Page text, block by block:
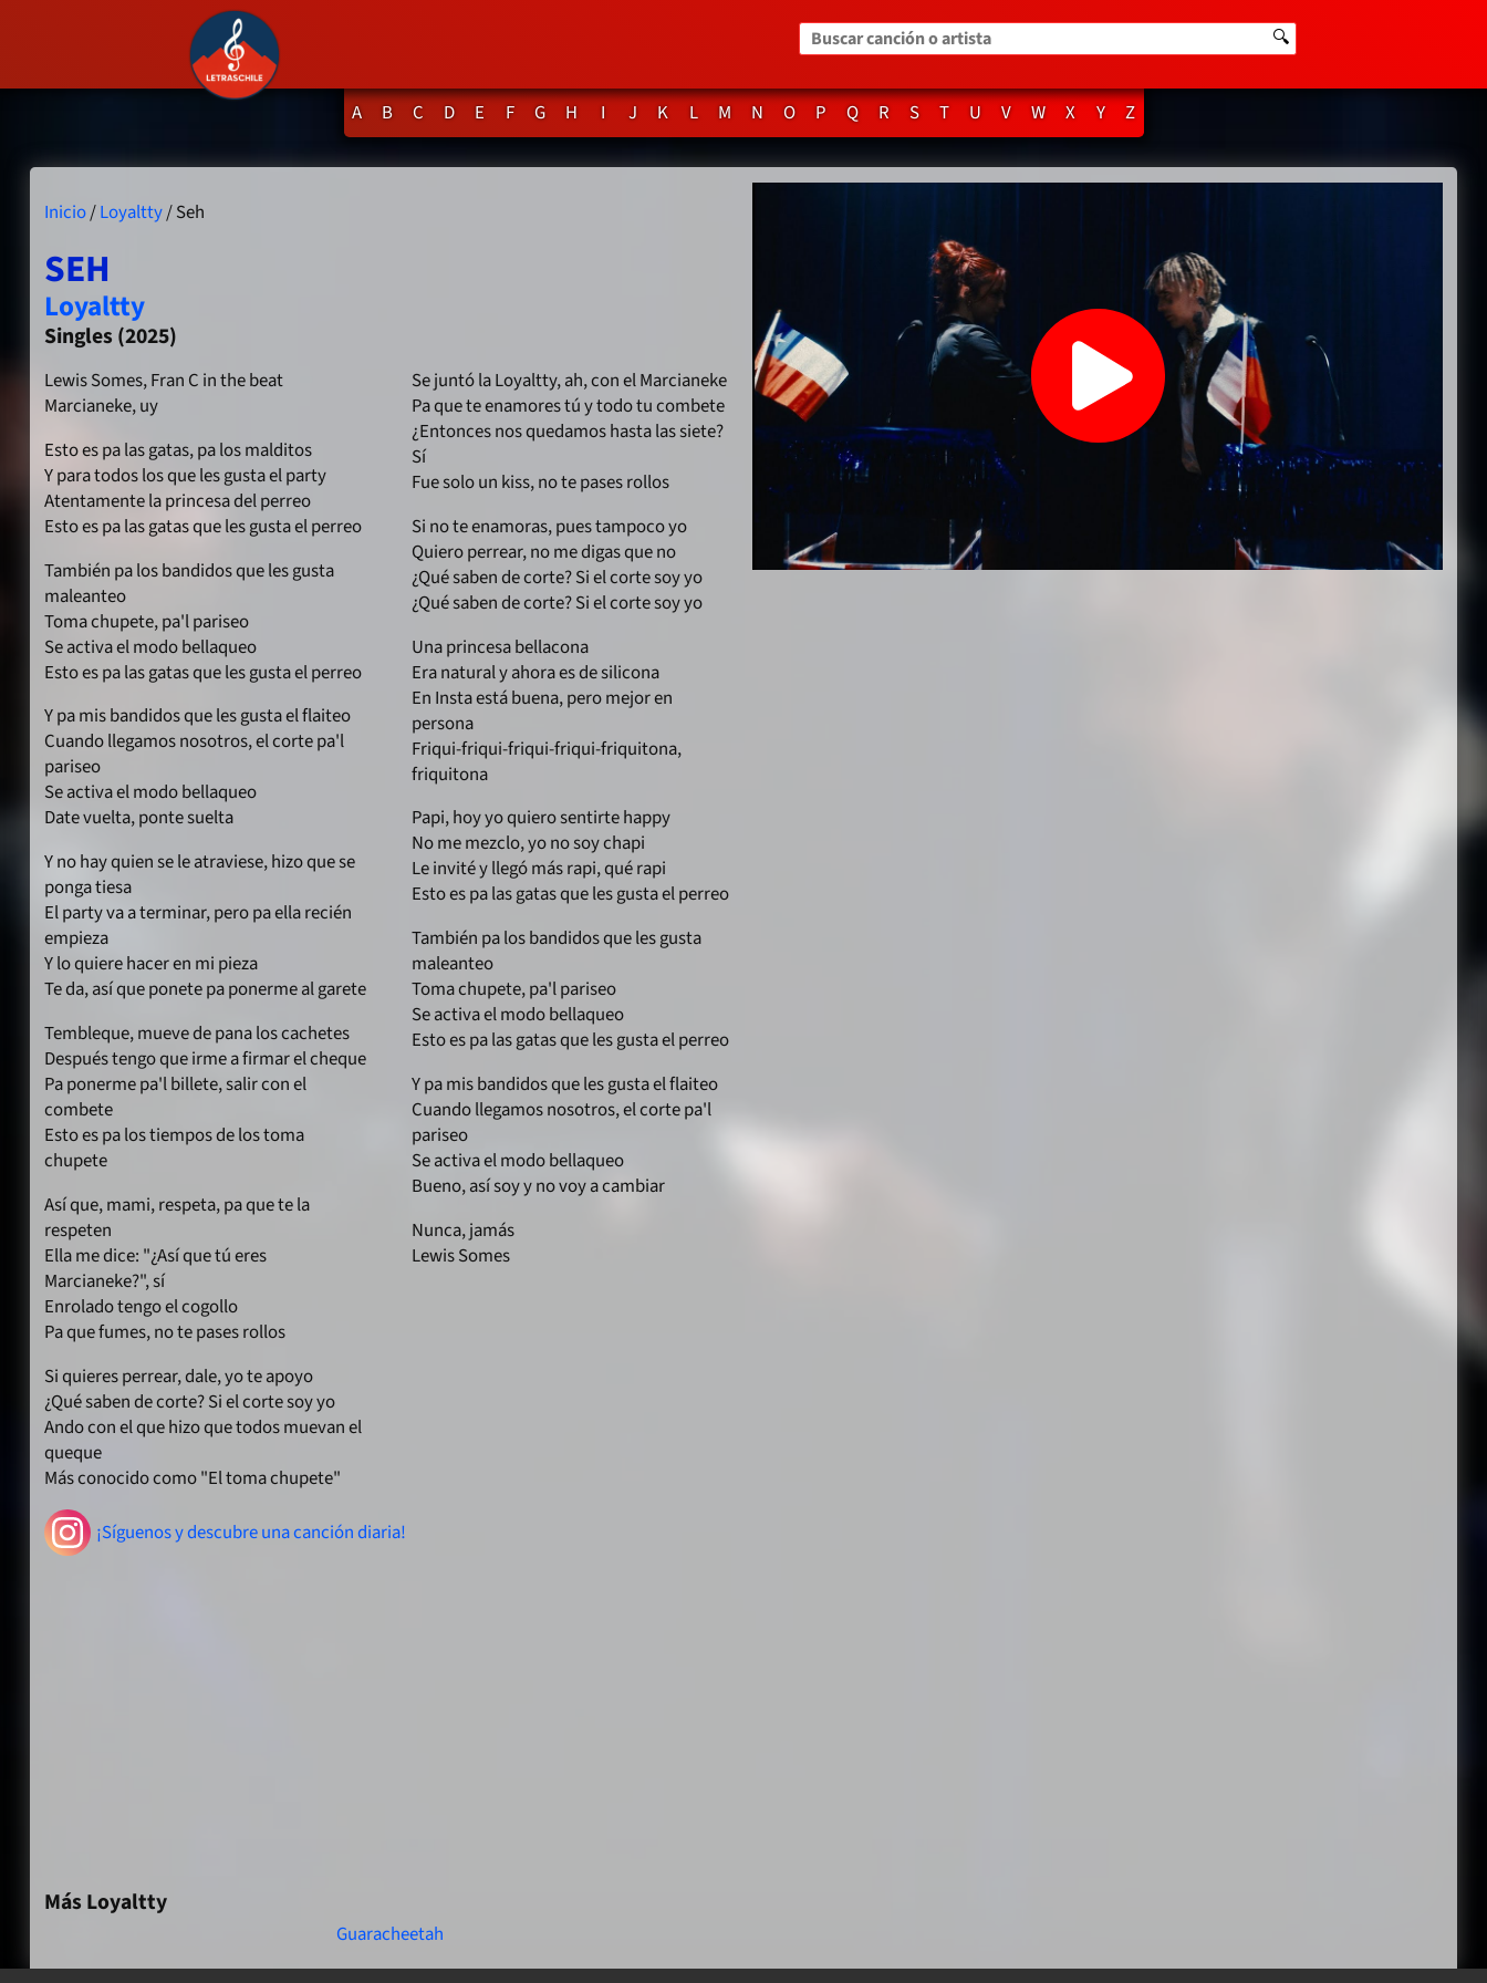
Buscar canción o artista 🔍
A B C D E F G H I J K L M N O P Q R S T U V W X Y Z
Inicio/Loyaltty/ Seh
SEH
Loyaltty
Singles (2025)
Lewis Somes, Fran C in the beat
Marcianeke, uy
Esto es pa las gatas, pa los malditos
Y para todos los que les gusta el party
Atentamente la princesa del perreo
Esto es pa las gatas que les gusta el perreo
También pa los bandidos que les gusta
maleanteo
Toma chupete, pa'l pariseo
Se activa el modo bellaqueo
Esto es pa las gatas que les gusta el perreo
Y pa mis bandidos que les gusta el flaiteo
Cuando llegamos nosotros, el corte pa'l
pariseo
Se activa el modo bellaqueo
Date vuelta, ponte suelta
Y no hay quien se le atraviese, hizo que se
ponga tiesa
El party va a terminar, pero pa ella recién
empieza
Y lo quiere hacer en mi pieza
Te da, así que ponete pa ponerme al garete
Tembleque, mueve de pana los cachetes
Después tengo que irme a firmar el cheque
Pa ponerme pa'l billete, salir con el
combete
Esto es pa los tiempos de los toma
chupete
Así que, mami, respeta, pa que te la
respeten
Ella me dice: "¿Así que tú eres
Marcianeke?", sí
Enrolado tengo el cogollo
Pa que fumes, no te pases rollos
Si quieres perrear, dale, yo te apoyo
¿Qué saben de corte? Si el corte soy yo
Ando con el que hizo que todos muevan el
queque
Más conocido como "El toma chupete"
Se juntó la Loyaltty, ah, con el Marcianeke
Pa que te enamores tú y todo tu combete
¿Entonces nos quedamos hasta las siete?
Sí
Fue solo un kiss, no te pases rollos
Si no te enamoras, pues tampoco yo
Quiero perrear, no me digas que no
¿Qué saben de corte? Si el corte soy yo
¿Qué saben de corte? Si el corte soy yo
Una princesa bellacona
Era natural y ahora es de silicona
En Insta está buena, pero mejor en
persona
Friqui-friqui-friqui-friqui-friquitona,
friquitona
Papi, hoy yo quiero sentirte happy
No me mezclo, yo no soy chapi
Le invité y llegó más rapi, qué rapi
Esto es pa las gatas que les gusta el perreo
También pa los bandidos que les gusta
maleanteo
Toma chupete, pa'l pariseo
Se activa el modo bellaqueo
Esto es pa las gatas que les gusta el perreo
Y pa mis bandidos que les gusta el flaiteo
Cuando llegamos nosotros, el corte pa'l
pariseo
Se activa el modo bellaqueo
Bueno, así soy y no voy a cambiar
Nunca, jamás
Lewis Somes
¡Síguenos y descubre una canción diaria!
Más Loyaltty
Guaracheetah